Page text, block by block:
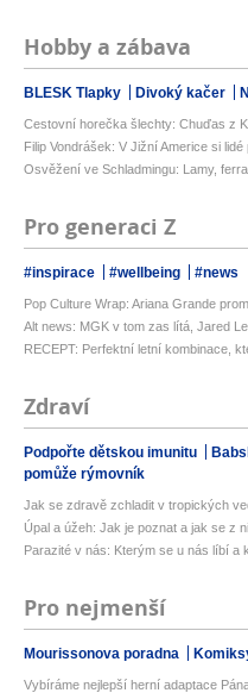
Hobby a zábava
BLESK Tlapky Divoký kačer
Cestovní horečka šlechty: Chuďas z
Filip Vondrášek: V Jižní Americe si lidé
Osvěžení ve Schladmingu: Lamy,
Pro generaci Z
#inspirace #wellbeing #news
Pop Culture Wrap: Ariana Grande
Alt news: MGK v tom zas lítá, Jared
RECEPT: Perfektní letní kombinace,
Zdraví
Podpořte dětskou imunitu
pomůže rýmovník
Jak se zdravě zchladit v tropických
Úpal a úžeh: Jak je poznat a jak se z
Parazité v nás: Kterým se u nás líbí a
Pro nejmenší
Mourissonova poradna
Vybíráme nejlepší herní adaptace